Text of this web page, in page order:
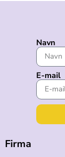
Navn
E-mail
Firma